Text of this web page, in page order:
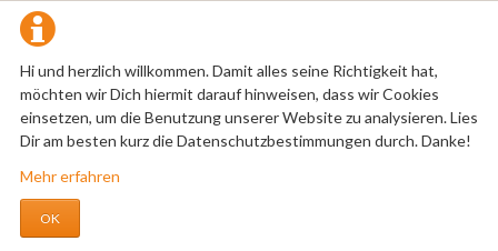
Hi und herzlich willkommen. Damit alles seine Richtigkeit hat,
möchten wir Dich hiermit darauf hinweisen, dass wir Cookies
einsetzen, um die Benutzung unserer Website zu analysieren. Lies
Dir am besten kurz die Datenschutzbestimmungen durch. Danke!
Mehr erfahren
OK